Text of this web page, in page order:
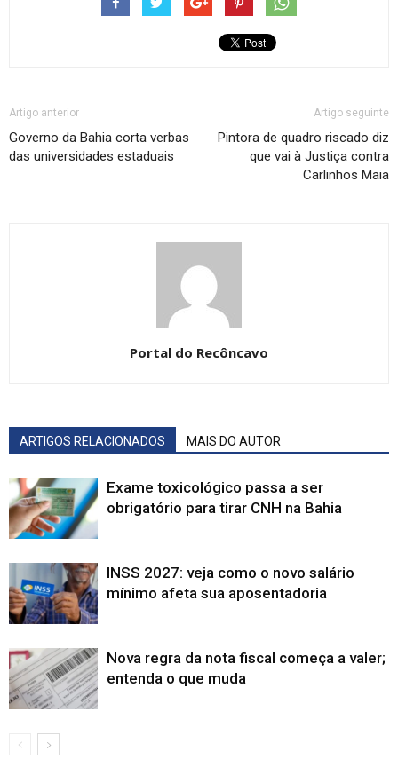
Artigo anterior
Governo da Bahia corta verbas
das universidades estaduais
Artigo seguinte
Pintora de quadro riscado diz
que vai à Justiça contra
Carlinhos Maia
Portal do Recôncavo
ARTIGOS RELACIONADOS MAIS DO AUTOR
Exame toxicológico passa a ser
obrigatório para tirar CNH na Bahia
INSS 2027: veja como o novo salário
mínimo afeta sua aposentadoria
Nova regra da nota fiscal começa a valer;
entenda o que muda